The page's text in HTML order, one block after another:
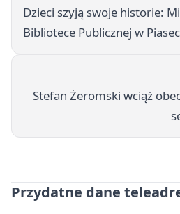
Dzieci szyją swoje historie:
Bibliotece Publicznej w
Stefan Żeromski wciąż
Przydatne dane